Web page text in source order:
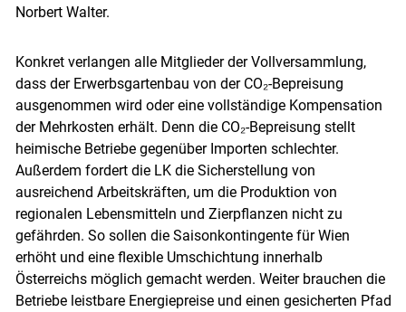
Skip to main content
Norbert Walter.
Konkret verlangen alle Mitglieder der Vollversammlung,
dass der Erwerbsgartenbau von der CO₂-Bepreisung
ausgenommen wird oder eine vollständige Kompensation
der Mehrkosten erhält. Denn die CO₂-Bepreisung stellt
heimische Betriebe gegenüber Importen schlechter.
Außerdem fordert die LK die Sicherstellung von
ausreichend Arbeitskräften, um die Produktion von
regionalen Lebensmitteln und Zierpflanzen nicht zu
gefährden. So sollen die Saisonkontingente für Wien
erhöht und eine flexible Umschichtung innerhalb
Österreichs möglich gemacht werden. Weiter brauchen die
Betriebe leistbare Energiepreise und einen gesicherten Pfad